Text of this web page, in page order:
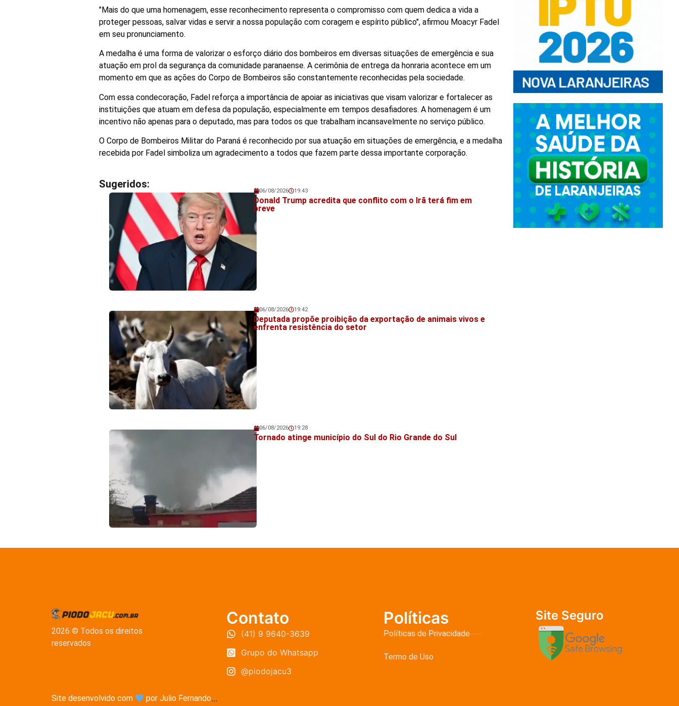
"Mais do que uma homenagem, esse reconhecimento representa o compromisso com quem dedica a vida a
proteger pessoas, salvar vidas e servir a nossa população com coragem e espírito público", afirmou Moacyr Fadel
em seu pronunciamento.
A medalha é uma forma de valorizar o esforço diário dos bombeiros em diversas situações de emergência e sua
atuação em prol da segurança da comunidade paranaense. A cerimônia de entrega da honraria acontece em um
momento em que as ações do Corpo de Bombeiros são constantemente reconhecidas pela sociedade.
Com essa condecoração, Fadel reforça a importância de apoiar as iniciativas que visam valorizar e fortalecer as
instituições que atuam em defesa da população, especialmente em tempos desafiadores. A homenagem é um
incentivo não apenas para o deputado, mas para todos os que trabalham incansavelmente no serviço público.
O Corpo de Bombeiros Militar do Paraná é reconhecido por sua atuação em situações de emergência, e a medalha
recebida por Fadel simboliza um agradecimento a todos que fazem parte dessa importante corporação.
Sugeridos:
Veja também!
06/08/2026 19:43
Donald Trump acredita que conflito com o Irã terá fim em
breve
Veja também!
06/08/2026 19:42
Deputada propõe proibição da exportação de animais vivos e
enfrenta resistência do setor
Veja também!
06/08/2026 19:28
Tornado atinge município do Sul do Rio Grande do Sul
2026 © Todos os direitos
reservados
Contato
(41) 9 9640-3639
Grupo do Whatsapp
@piodojacu3
Políticas
Políticas de Privacidade
Termo de Uso
Site Seguro
Site desenvolvido com por Julio Fernando...